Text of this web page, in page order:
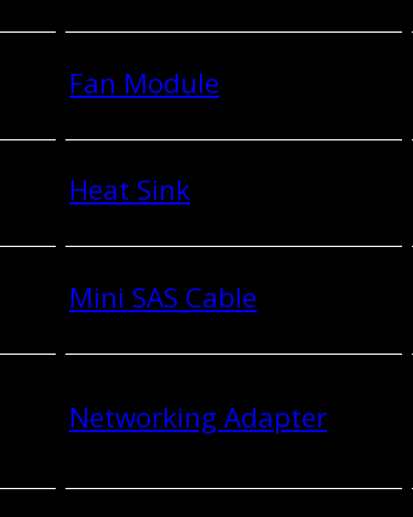
Fan Module
Heat Sink
Mini SAS Cable
Networking Adapter